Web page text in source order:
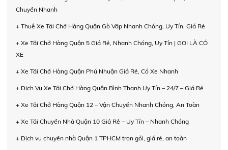
Chuyển Nhanh
+ Thuê Xe Tải Chở Hàng Quận Gò Vấp Nhanh Chóng, Uy Tín, Giá Rẻ
+ Xe Tải Chở Hàng Quận 5 Giá Rẻ, Nhanh Chóng, Uy Tín | GỌI LÀ CÓ
XE
+ Xe Tải Chở Hàng Quận Phú Nhuận Giá Rẻ, Có Xe Nhanh
+ Dịch Vụ Xe Tải Chở Hàng Quận Bình Thạnh Uy Tín – 24/7 – Giá Rẻ
+ Xe Tải Chở Hàng Quận 12 – Vận Chuyển Nhanh Chóng, An Toàn
+ Xe Tải Chuyển Nhà Quận 10 Giá Rẻ – Uy Tín – Nhanh Chóng
+ Dịch vụ chuyển nhà Quận 1 TPHCM trọn gói, giá rẻ, an toàn